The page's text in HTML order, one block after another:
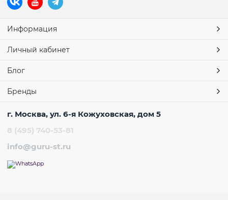
Информация
Личный кабинет
Блог
Бренды
г. Москва, ул. 6-я Кожуховская, дом 5
8 (495) 740-53-81
info@guru-st.ru